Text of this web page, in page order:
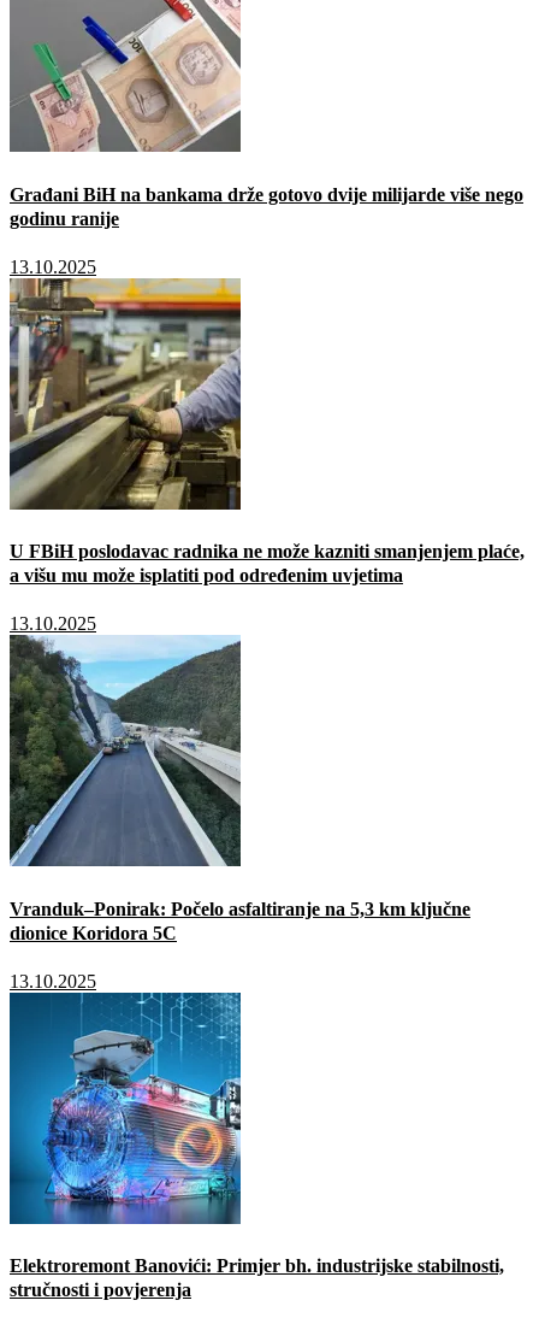
Građani BiH na bankama drže gotovo dvije milijarde više nego
godinu ranije
13.10.2025
U FBiH poslodavac radnika ne može kazniti smanjenjem plaće,
a višu mu može isplatiti pod određenim uvjetima
13.10.2025
Vranduk–Ponirak: Počelo asfaltiranje na 5,3 km ključne
dionice Koridora 5C
13.10.2025
Elektroremont Banovići: Primjer bh. industrijske stabilnosti,
stručnosti i povjerenja